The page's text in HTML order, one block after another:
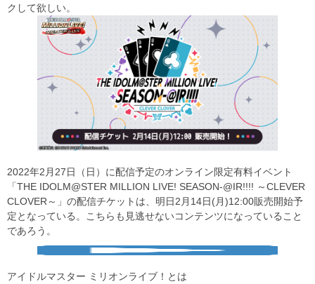
クして欲しい。
2022年2月27日（日）に配信予定のオンライン限定有料イベント
「THE IDOLM@STER MILLION LIVE! SEASON-@IR!!!! ～CLEVER
CLOVER～」の配信チケットは、明日2 月 14日(月)12:00販売開始予
定となっている。こちらも見逃せないコンテンツになっていること
であろう。
︎アイドルマスター ミリオンライブ！とは